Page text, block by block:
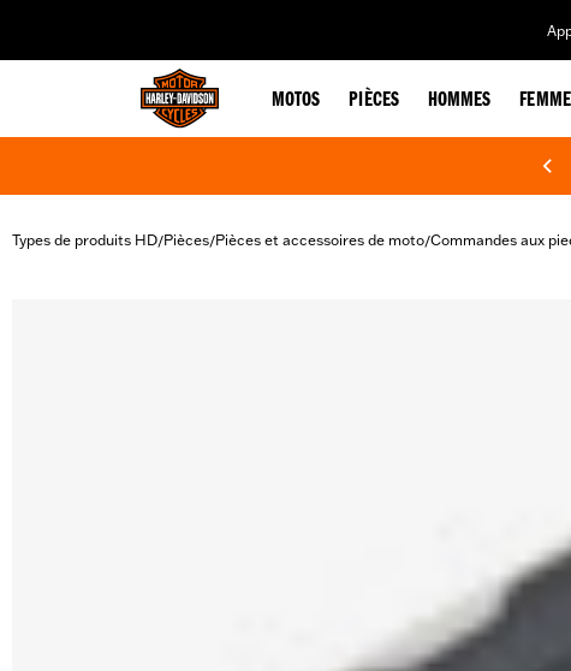
MOTOS PIÈCES HOMMES
Types de produits HD/Pièces/Pièces et accessoires de moto/Commandes aux